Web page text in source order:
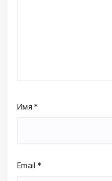
Имя*
Email *